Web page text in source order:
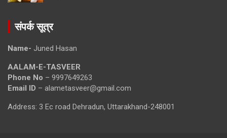
संपर्क सूत्र
Name- Juned Hasan
AALAM-E-TASVEER
Phone No – 9997649263
Email ID – alametasveer@gmail.com
Address: 3 Ec road Dehradun, Uttarakhand-248001